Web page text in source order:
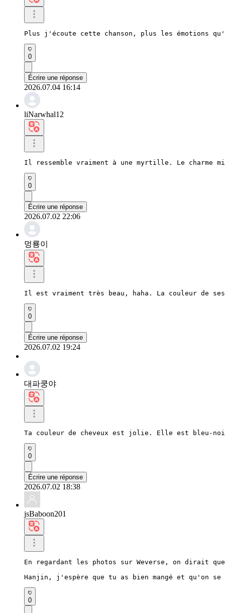
Plus j'écoute cette chanson, plus les émotions
0
Écrire une réponse
2026.07.04 16:14
liNarwhal12
Il ressemble vraiment à une myrtille. Le charme
0
Écrire une réponse
2026.07.02 22:06
멍룡이
Il est vraiment très beau, haha. La couleur de
0
Écrire une réponse
2026.07.02 19:24
대파쿵야
Ta couleur de cheveux est jolie. Elle est bleu-
0
Écrire une réponse
2026.07.02 18:38
jsBaboon201
En regardant les photos sur Weverse, on dirait
Hanjin, j'espère que tu as bien mangé et qu'on
0